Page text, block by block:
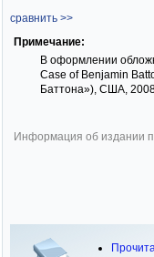
сравнить >>
Примечание:
В оформлении
Case of Benjamin
Баттона»), США, 2008
Информация об издании